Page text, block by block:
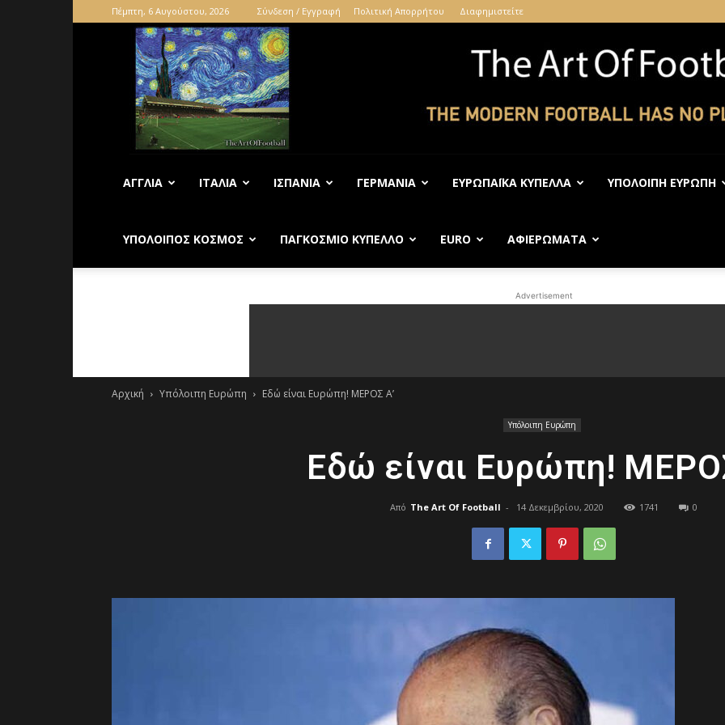
Πέμπτη, 6 Αυγούστου, 2026 Σύνδεση / Εγγραφή Πολιτική Απορρήτου Διαφημιστείτε
of
ΑΓΓΛΊΑ ΙΤΑΛΊΑ ΙΣΠΑΝΊΑ ΓΕΡΜΑΝΊΑ ΕΥΡΩΠΑΪΚΆ ΚΎΠΕΛΛΑ ΥΠΌΛΟΙΠΗ ΕΥΡΏΠΗ
ΥΠΌΛΟΙΠΟΣ ΚΌΣΜΟΣ ΠΑΓΚΌΣΜΙΟ ΚΎΠΕΛΛΟ EURO ΑΦΙΕΡΏΜΑΤΑ
Advertisement
Αρχική Υπόλοιπη Ευρώπη Εδώ είναι Ευρώπη! ΜΕΡΟΣ Α’
Υπόλοιπη Ευρώπη
Εδώ είναι Ευρώπη!
Από The Art Of Football - 14 Δεκεμβρίου, 2020 1741 0